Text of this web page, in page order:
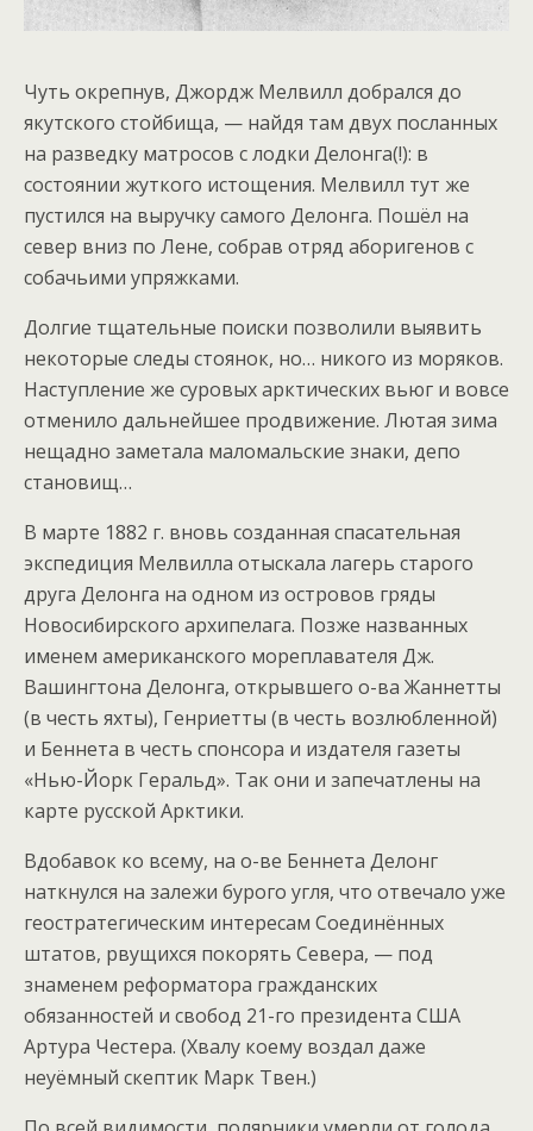
Чуть окрепнув, Джордж Мелвилл добрался до
якутского стойбища, — найдя там двух посланных
на разведку матросов с лодки Делонга(!): в
состоянии жуткого истощения. Мелвилл тут же
пустился на выручку самого Делонга. Пошёл на
север вниз по Лене, собрав отряд аборигенов с
собачьими упряжками.
Долгие тщательные поиски позволили выявить
некоторые следы стоянок, но… никого из моряков.
Наступление же суровых арктических вьюг и вовсе
отменило дальнейшее продвижение. Лютая зима
нещадно заметала маломальские знаки, депо
становищ…
В марте 1882 г. вновь созданная спасательная
экспедиция Мелвилла отыскала лагерь старого
друга Делонга на одном из островов гряды
Новосибирского архипелага. Позже названных
именем американского мореплавателя Дж.
Вашингтона Делонга, открывшего о-ва Жаннетты
(в честь яхты), Генриетты (в честь возлюбленной)
и Беннета в честь спонсора и издателя газеты
«Нью-Йорк Геральд». Так они и запечатлены на
карте русской Арктики.
Вдобавок ко всему, на о-ве Беннета Делонг
наткнулся на залежи бурого угля, что отвечало уже
геостратегическим интересам Соединённых
штатов, рвущихся покорять Севера, — под
знаменем реформатора гражданских
обязанностей и свобод 21-го президента США
Артура Честера. (Хвалу коему воздал даже
неуёмный скептик Марк Твен.)